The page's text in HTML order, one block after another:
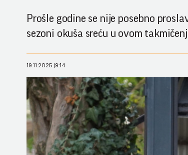
Prošle godine se nije posebno
sezoni okuša sreću u ovom
19.11.2025.|9:14